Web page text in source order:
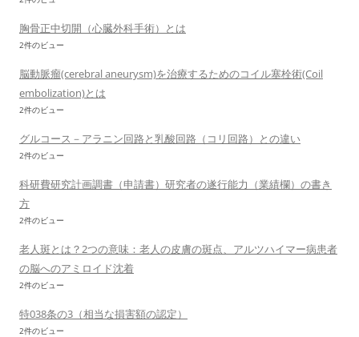
胸骨正中切開（心臓外科手術）とは
2件のビュー
脳動脈瘤(cerebral aneurysm)を治療するためのコイル塞栓術(Coil
embolization)とは
2件のビュー
グルコース－アラニン回路と乳酸回路（コリ回路）との違い
2件のビュー
科研費研究計画調書（申請書）研究者の遂行能力（業績欄）の書き
方
2件のビュー
老人斑とは？2つの意味：老人の皮膚の斑点、アルツハイマー病患者
の脳へのアミロイド沈着
2件のビュー
特038条の3（相当な損害額の認定）
2件のビュー